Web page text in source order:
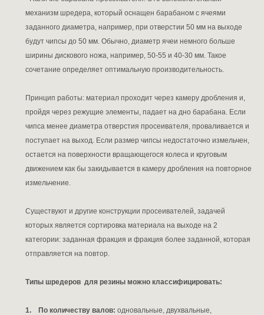
механизм шредера, который оснащен барабаном с ячеями
заданного диаметра, например, при отверстии 50 мм на выходе
будут чипсы до 50 мм. Обычно, диаметр ячеи немного больше
ширины дискового ножа, например, 50-55 и 40-30 мм. Такое
сочетание определяет оптимальную производительность.
Принцип работы: материал проходит через камеру дробления и,
пройдя через режущие элементы, падает на дно барабана. Если
чипса менее диаметра отверстия просеивателя, проваливается и
поступает на выход. Если размер чипсы недостаточно измельчен,
остается на поверхности вращающегося колеса и круговым
движением как бы закидывается в камеру дробления на повторное
измельчение.
Существуют и другие конструкции просеивателей, задачей
которых является сортировка материала на выходе на 2
категории: заданная фракция и фракция более заданной, которая
отправляется на повтор.
Типы шредеров для резины можно классифицировать:
1. По количеству валов: одновальные, двухвальные,